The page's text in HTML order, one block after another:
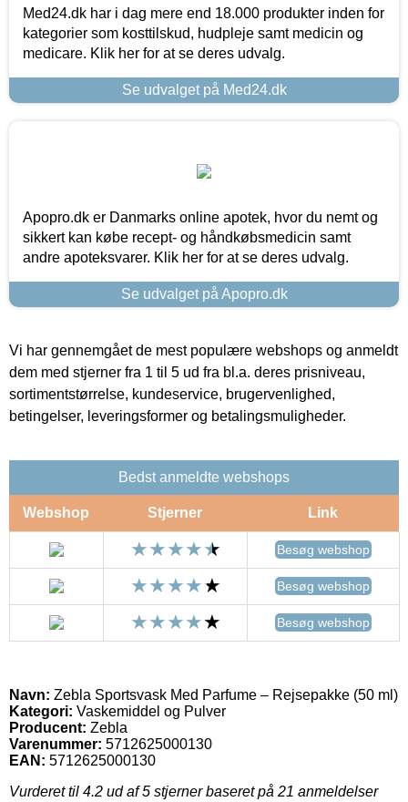
Med24.dk har i dag mere end 18.000 produkter inden for
kategorier som kosttilskud, hudpleje samt medicin og
medicare. Klik her for at se deres udvalg.
Se udvalget på Med24.dk
Apopro.dk er Danmarks online apotek, hvor du nemt og
sikkert kan købe recept- og håndkøbsmedicin samt
andre apoteksvarer. Klik her for at se deres udvalg.
Se udvalget på Apopro.dk
Vi har gennemgået de mest populære webshops og anmeldt
dem med stjerner fra 1 til 5 ud fra bl.a. deres prisniveau,
sortimentstørrelse, kundeservice, brugervenlighed,
betingelser, leveringsformer og betalingsmuligheder.
Bedst anmeldte webshops
Webshop Stjerner Link
Besøg webshop
Besøg webshop
Besøg webshop
Navn: Zebla Sportsvask Med Parfume – Rejsepakke (50 ml)
Kategori: Vaskemiddel og Pulver
Producent: Zebla
Varenummer: 5712625000130
EAN: 5712625000130
Vurderet til 4.2 ud af 5 stjerner baseret på 21 anmeldelser